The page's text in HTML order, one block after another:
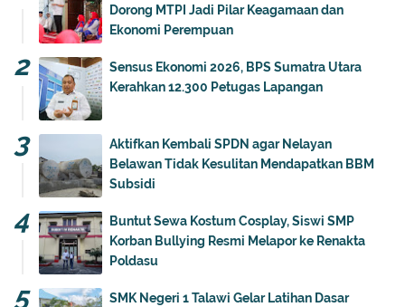
Dorong MTPI Jadi Pilar Keagamaan dan
Ekonomi Perempuan
Sensus Ekonomi 2026, BPS Sumatra Utara
Kerahkan 12.300 Petugas Lapangan
Aktifkan Kembali SPDN agar Nelayan
Belawan Tidak Kesulitan Mendapatkan BBM
Subsidi
Buntut Sewa Kostum Cosplay, Siswi SMP
Korban Bullying Resmi Melapor ke Renakta
Poldasu
SMK Negeri 1 Talawi Gelar Latihan Dasar